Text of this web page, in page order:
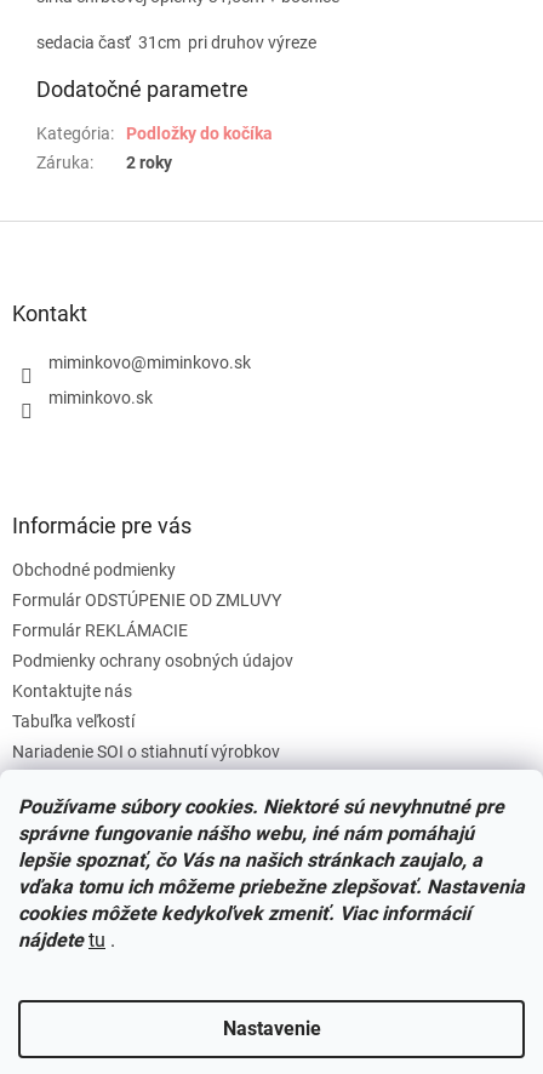
Používame súbory cookies. Niektoré sú nevyhnutné pre
správne fungovanie nášho webu, iné nám pomáhajú
lepšie spoznať, čo Vás na našich stránkach zaujalo, a
vďaka tomu ich môžeme priebežne zlepšovať. Nastavenia
cookies môžete kedykoľvek zmeniť. Viac informácií
nájdete tu .
Nastavenie
sedacia časť 31cm pri druhov výreze
Dodatočné parametre
Kategória:
Podložky do kočíka
Záruka: 2 roky
Kontakt
miminkovo@miminkovo.sk
miminkovo.sk
Informácie pre vás
Obchodné podmienky
Formulár ODSTÚPENIE OD ZMLUVY
Formulár REKLÁMACIE
Podmienky ochrany osobných údajov
Kontaktujte nás
Tabuľka veľkostí
Nariadenie SOI o stiahnutí výrobkov
Zásady súborov COOKIES
Facebook
Vytvoril Shoptet